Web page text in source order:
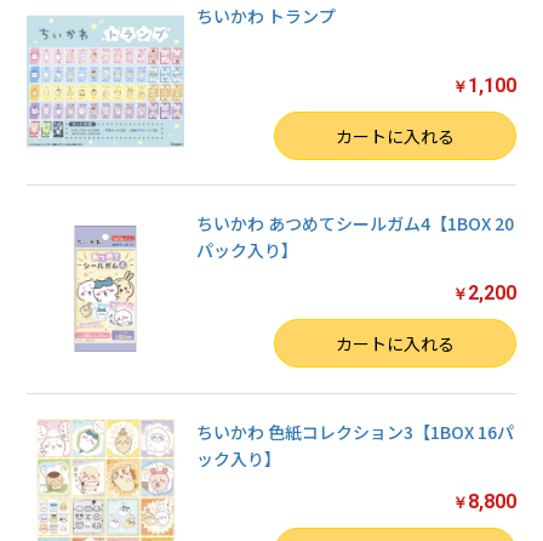
ちいかわ トランプ
￥ 1,100
カートに入れる
ちいかわ あつめてシールガム4【1BOX 20
パック入り】
￥ 2,200
カートに入れる
ちいかわ 色紙コレクション3【1BOX 16パ
ック入り】
￥ 8,800